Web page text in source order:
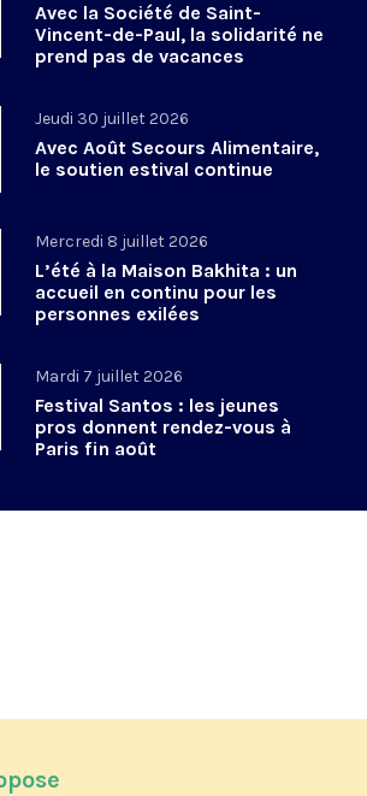
Avec la Société de Saint-
Vincent-de-Paul, la solidarité ne
prend pas de vacances
Jeudi 30 juillet 2026
Avec Août Secours Alimentaire,
le soutien estival continue
Mercredi 8 juillet 2026
L’été à la Maison Bakhita : un
accueil en continu pour les
personnes exilées
Mardi 7 juillet 2026
Festival Santos : les jeunes
pros donnent rendez-vous à
Paris fin août